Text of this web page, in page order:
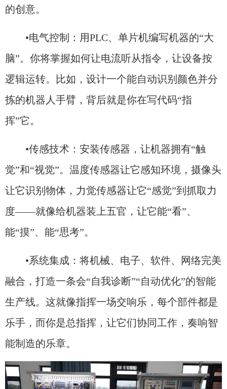
的创意。
•电气控制：用PLC、单片机编写机器的“大
脑”。你将掌握如何让电流听从指令，让设备按
逻辑运转。比如，设计一个能自动识别颜色并分
拣的机器人手臂，背后就是你在写代码“指
挥”它。
•传感技术：安装传感器，让机器拥有“触
觉”和“视觉”。温度传感器让它感知环境，摄像头
让它识别物体，力觉传感器让它“感觉”到抓取力
度——就像给机器装上五官，让它能“看”、
能“摸”、能“思考”。
•系统集成：将机械、电子、软件、网络完美
融合，打造一条会“自我诊断”“自动优化”的智能
生产线。这就像指挥一场交响乐，每个部件都是
乐手，而你是总指挥，让它们协同工作，奏响智
能制造的乐章。